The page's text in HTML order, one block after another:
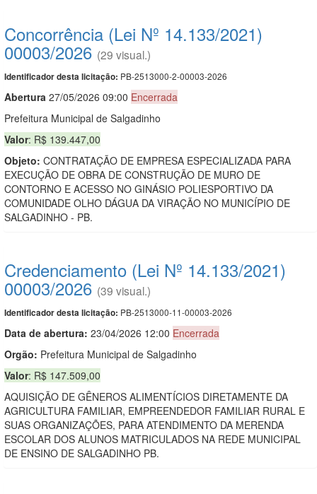
Concorrência (Lei Nº 14.133/2021)
00003/2026 (29 visual.)
Identificador desta licitação: PB-2513000-2-00003-2026
Abertura 27/05/2026 09:00 Encerrada
Prefeitura Municipal de Salgadinho
Valor: R$ 139.447,00
Objeto: CONTRATAÇÃO DE EMPRESA ESPECIALIZADA PARA
EXECUÇÃO DE OBRA DE CONSTRUÇÃO DE MURO DE
CONTORNO E ACESSO NO GINÁSIO POLIESPORTIVO DA
COMUNIDADE OLHO DÁGUA DA VIRAÇÃO NO MUNICÍPIO DE
SALGADINHO - PB.
Credenciamento (Lei Nº 14.133/2021)
00003/2026 (39 visual.)
Identificador desta licitação: PB-2513000-11-00003-2026
Data de abertura: 23/04/2026 12:00 Encerrada
Orgão: Prefeitura Municipal de Salgadinho
Valor: R$ 147.509,00
AQUISIÇÃO DE GÊNEROS ALIMENTÍCIOS DIRETAMENTE DA
AGRICULTURA FAMILIAR, EMPREENDEDOR FAMILIAR RURAL E
SUAS ORGANIZAÇÕES, PARA ATENDIMENTO DA MERENDA
ESCOLAR DOS ALUNOS MATRICULADOS NA REDE MUNICIPAL
DE ENSINO DE SALGADINHO PB.